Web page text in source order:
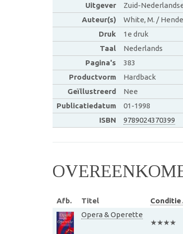
Uitgever
Zuid-
Auteur(s)
White, M. /
Druk
1e druk
Taal
Nederlands
Pagina's
383
Productvorm
Hardback
Geïllustreerd
Nee
Publicatiedatum
01-1998
ISBN
9789024370399
Afb. Titel Conditie
Opera & Operette
★★★★